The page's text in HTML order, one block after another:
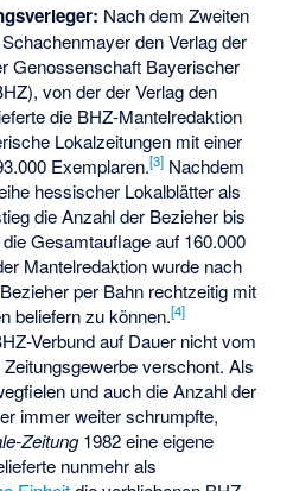
Nach dem Zweiten
den Verlag der
Genossenschaft Bayerischer
von der der Verlag den
die BHZ-Mantelredaktion
Lokalzeitungen mit einer
Exemplaren.[3] Nachdem
hessischer Lokalblätter als
die Anzahl der Bezieher bis
Gesamtauflage auf 160.000
Mantelredaktion wurde nach
per Bahn rechtzeitig mit
beliefern zu können.[4]
Verbund auf Dauer nicht vom
verschont. Als
und auch die Anzahl der
immer weiter schrumpfte,
Zeitung1982 eine eigene
nunmehr als